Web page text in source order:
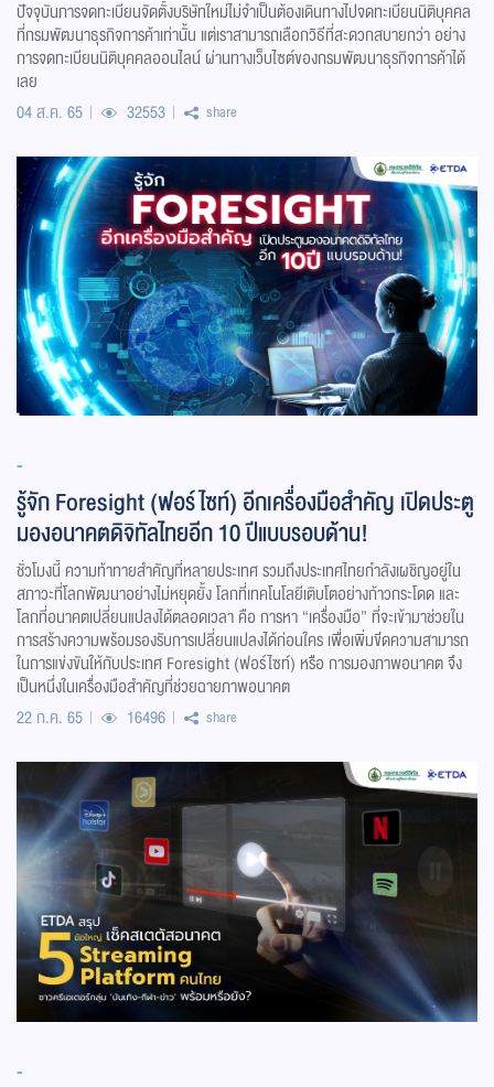
ปัจจุบันการจดทะเบียนจัดตั้งบริษัทใหม่ไม่จำเป็นต้องเดินทางไปจดทะเบียนนิติบุคคล
ที่กรมพัฒนาธุรกิจการค้าเท่านั้น แต่เราสามารถเลือกวิธีที่สะดวกสบายกว่า อย่าง
การจดทะเบียนนิติบุคคลออนไลน์ ผ่านทางเว็บไซต์ของกรมพัฒนาธุรกิจการค้าได้
เลย
04 ส.ค. 65
32553 share
-
รู้จัก Foresight (ฟอร์ไซท์) อีกเครื่องมือสำคัญ เปิดประตู
มองอนาคตดิจิทัลไทยอีก 10 ปีแบบรอบด้าน!
ชั่วโมงนี้ ความท้าทายสำคัญที่หลายประเทศ รวมถึงประเทศไทยกำลังเผชิญอยู่ใน
สภาวะที่โลกพัฒนาอย่างไม่หยุดยั้ง โลกที่เทคโนโลยีเติบโตอย่างก้าวกระโดด และ
โลกที่อนาคตเปลี่ยนแปลงได้ตลอดเวลา คือ การหา “เครื่องมือ” ที่จะเข้ามาช่วยใน
การสร้างความพร้อมรองรับการเปลี่ยนแปลงได้ก่อนใคร เพื่อเพิ่มขีดความสามารถ
ในการแข่งขันให้กับประเทศ Foresight (ฟอร์ไซท์) หรือ การมองภาพอนาคต จึง
เป็นหนึ่งในเครื่องมือสำคัญที่ช่วยฉายภาพอนาคต
22 ก.ค. 65
16496 share
-